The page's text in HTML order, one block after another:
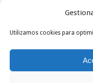
Utilizamos cookies para
Llegada del
Gepostet vonClub Ciclista